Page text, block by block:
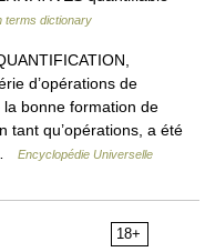
terms dictionary
d’opérations de
bonne formation de
tant qu’opérations, a été
Encyclopédie Universelle
18+